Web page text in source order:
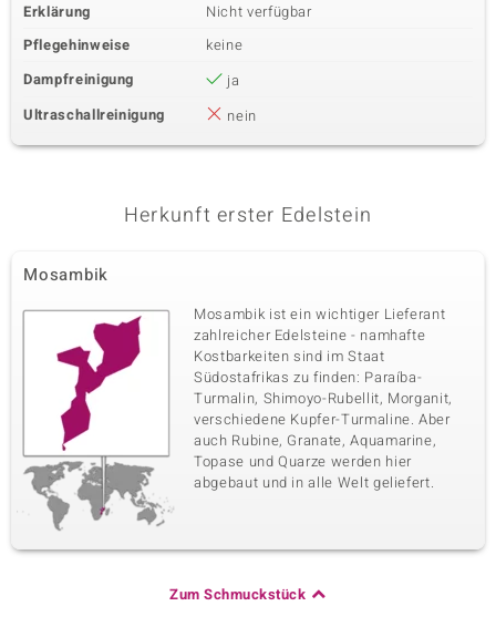
Erklärung
Nicht verfügbar
Pflegehinweise
keine
Dampfreinigung
ja
Ultraschallreinigung
nein
Herkunft erster Edelstein
Mosambik
Mosambik ist ein wichtiger Lieferant
zahlreicher Edelsteine - namhafte
Kostbarkeiten sind im Staat
Südostafrikas zu finden: Paraíba-
Turmalin, Shimoyo-Rubellit, Morganit,
verschiedene Kupfer-Turmaline. Aber
auch Rubine, Granate, Aquamarine,
Topase und Quarze werden hier
abgebaut und in alle Welt geliefert.
Zum Schmuckstück